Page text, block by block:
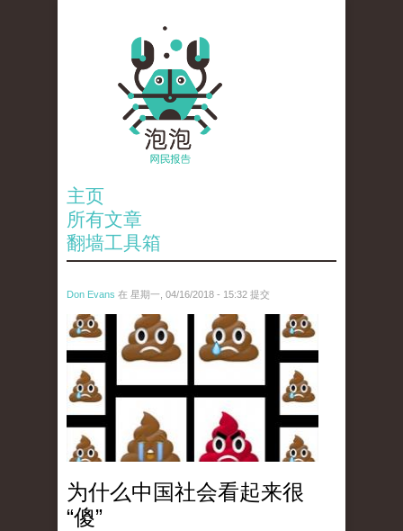
主页
所有文章
翻墙工具箱
Don Evans 在 星期一, 04/16/2018 - 15:32 提交
wechatimg1053.jpeg
为什么中国社会看起来很
“傻”